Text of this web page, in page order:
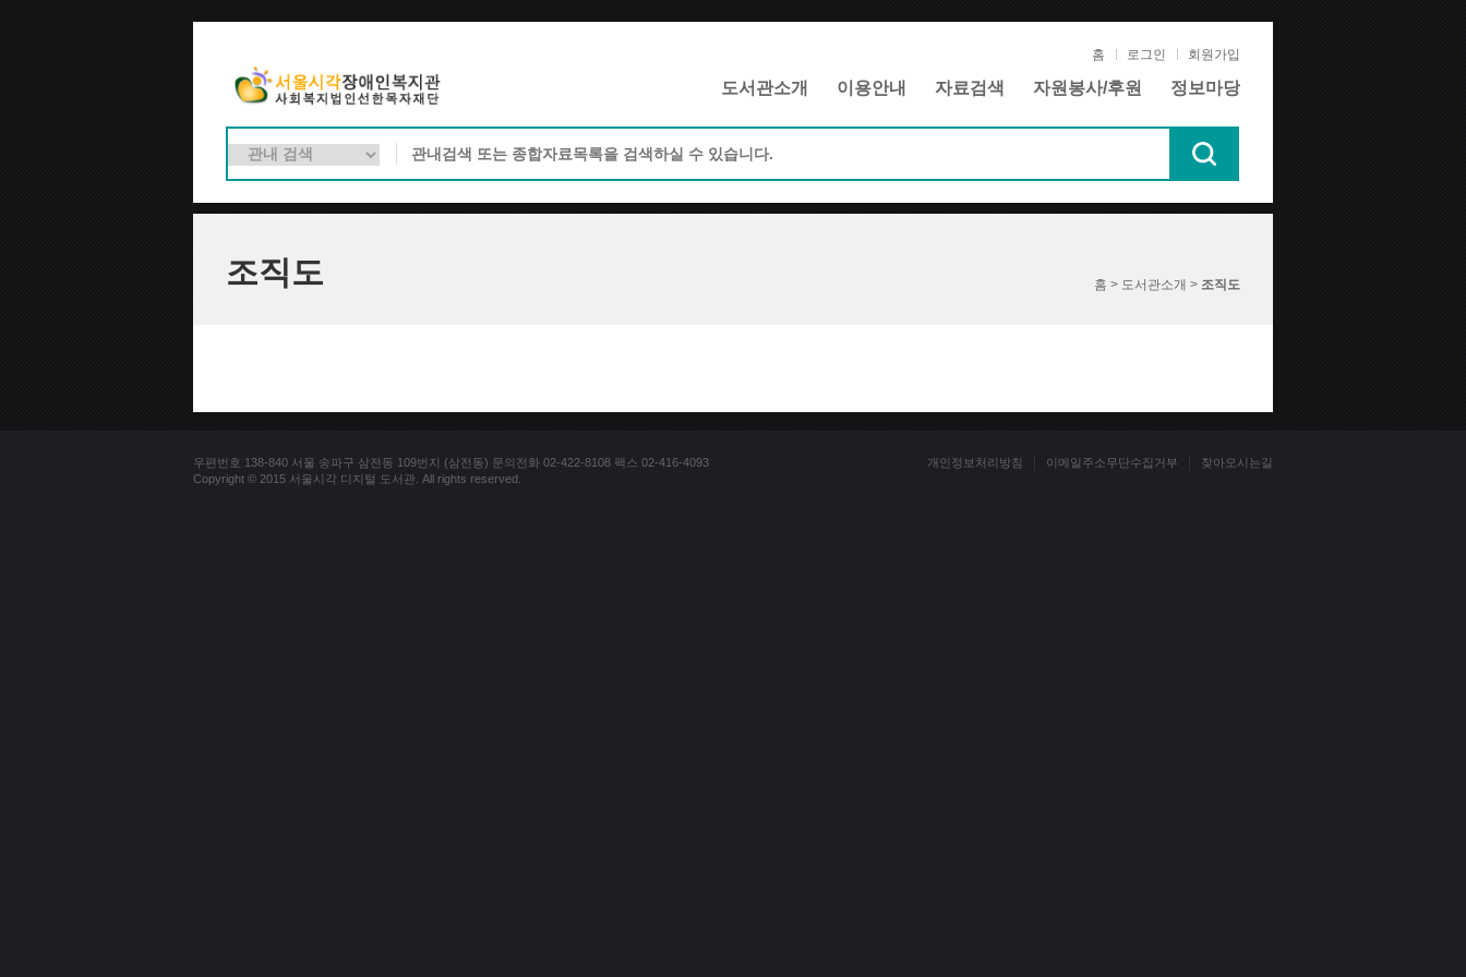
홈 로그인 회원가입
도서관소개 이용안내 자료검색 자원봉사/후원 정보마당
조직도 홈 > 도서관소개 > 조직도
우편번호 138-840 서울 송파구 삼전동 109번지 (삼전동) 문의전화 02-422-8108 팩스 02-416-4093
Copyright © 2015 서울시각 디지털 도서관. All rights reserved.
개인정보처리방침 이메일주소무단수집거부 찾아오시는길